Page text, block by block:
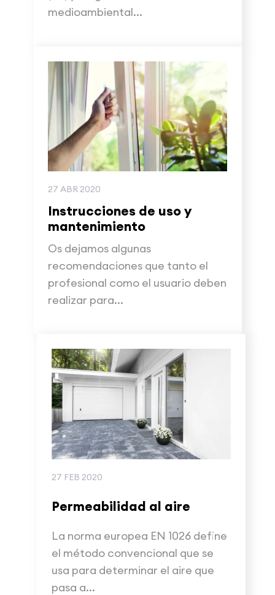
medioambiental...
27 ABR 2020
Instrucciones de uso y
mantenimiento
Os dejamos algunas
recomendaciones que tanto el
profesional como el usuario deben
realizar para...
27 FEB 2020
Permeabilidad al aire
La norma europea EN 1026 define
el método convencional que se
usa para determinar el aire que
pasa a...